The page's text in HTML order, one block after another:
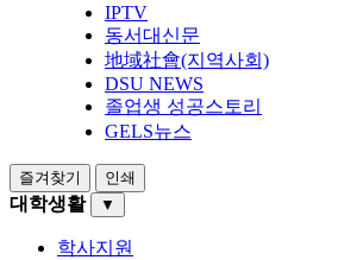
IPTV
동서대신문
地域社會(지역사회)
DSU NEWS
졸업생 성공스토리
GELS뉴스
즐겨찾기 인쇄
대학생활 ▼
학사지원